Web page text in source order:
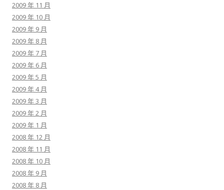
2009 年 11 月
2009 年 10 月
2009 年 9 月
2009 年 8 月
2009 年 7 月
2009 年 6 月
2009 年 5 月
2009 年 4 月
2009 年 3 月
2009 年 2 月
2009 年 1 月
2008 年 12 月
2008 年 11 月
2008 年 10 月
2008 年 9 月
2008 年 8 月